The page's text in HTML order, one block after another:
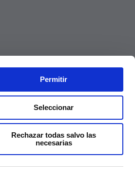
Permitir
Seleccionar
Rechazar todas salvo las
necesarias